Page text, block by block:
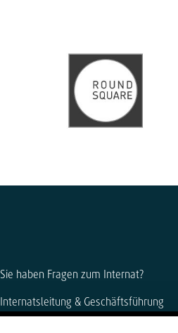
Sie haben Fragen zum Internat?
Internatsleitung & Geschäftsführung